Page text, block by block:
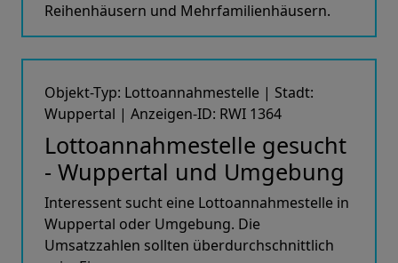
Reihenhäusern und Mehrfamilienhäusern.
Objekt-Typ: Lottoannahmestelle | Stadt:
Wuppertal | Anzeigen-ID: RWI 1364
Lottoannahmestelle gesucht
- Wuppertal und Umgebung
Interessent sucht eine Lottoannahmestelle in
Wuppertal oder Umgebung. Die
Umsatzzahlen sollten überdurchschnittlich